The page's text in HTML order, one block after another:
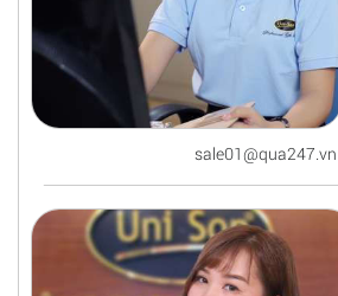
sale01@qua247.vn